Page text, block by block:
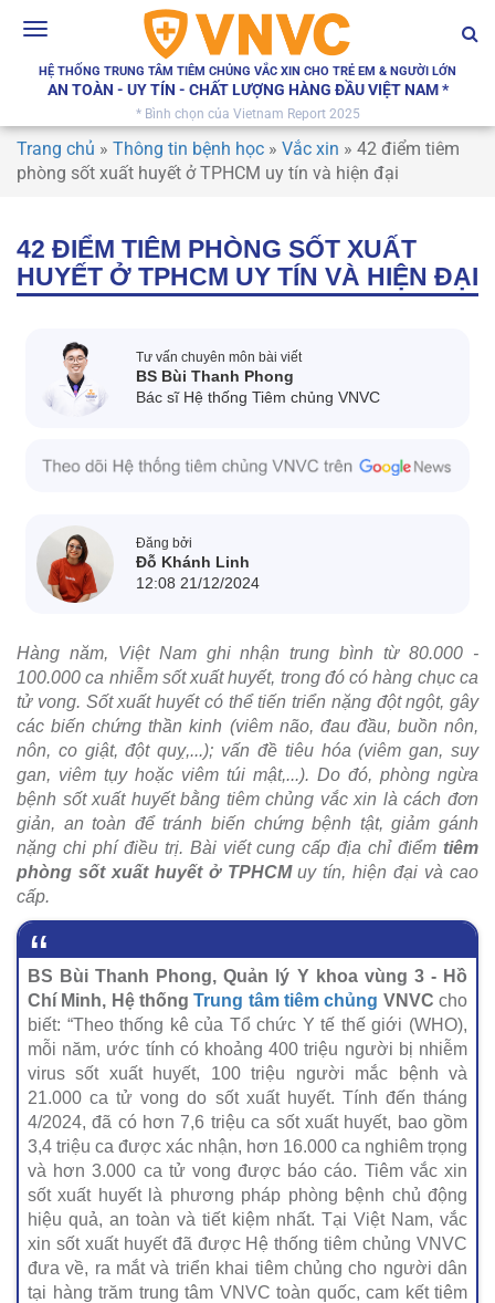
Toggle
HỆ THỐNG TRUNG TÂM TIÊM CHỦNG VẮC XIN CHO TRẺ EM & NGƯỜI LỚN
AN TOÀN - UY TÍN - CHẤT LƯỢNG HÀNG ĐẦU VIỆT NAM *
* Bình chọn của Vietnam Report 2025
Trang chủ » Thông tin bệnh học » Vắc xin » 42 điểm tiêm
phòng sốt xuất huyết ở TPHCM uy tín và hiện đại
42 ĐIỂM TIÊM PHÒNG SỐT XUẤT
HUYẾT Ở TPHCM UY TÍN VÀ HIỆN ĐẠI
Tư vấn chuyên môn bài viết
BS Bùi Thanh Phong
Bác sĩ Hệ thống Tiêm chủng VNVC
Đăng bởi
Đỗ Khánh Linh
12:08 21/12/2024
Hàng năm, Việt Nam ghi nhận trung bình từ 80.000 -
100.000 ca nhiễm sốt xuất huyết, trong đó có hàng chục ca
tử vong. Sốt xuất huyết có thể tiến triển nặng đột ngột, gây
các biến chứng thần kinh (viêm não, đau đầu, buồn nôn,
nôn, co giật, đột quỵ,...); vấn đề tiêu hóa (viêm gan, suy
gan, viêm tụy hoặc viêm túi mật,...). Do đó, phòng ngừa
bệnh sốt xuất huyết bằng tiêm chủng vắc xin là cách đơn
giản, an toàn để tránh biến chứng bệnh tật, giảm gánh
nặng chi phí điều trị. Bài viết cung cấp địa chỉ điểm tiêm
phòng sốt xuất huyết ở TPHCMuy tín, hiện đại và cao
cấp.
BS Bùi Thanh Phong, Quản lý Y khoa vùng 3 - Hồ
Chí Minh, Hệ thốngTrung tâm tiêm chủng VNVC cho
biết: “Theo thống kê của Tổ chức Y tế thế giới (WHO),
mỗi năm, ước tính có khoảng 400 triệu người bị nhiễm
virus sốt xuất huyết, 100 triệu người mắc bệnh và
21.000 ca tử vong do sốt xuất huyết. Tính đến tháng
4/2024, đã có hơn 7,6 triệu ca sốt xuất huyết, bao gồm
3,4 triệu ca được xác nhận, hơn 16.000 ca nghiêm trọng
và hơn 3.000 ca tử vong được báo cáo. Tiêm vắc xin
sốt xuất huyết là phương pháp phòng bệnh chủ động
hiệu quả, an toàn và tiết kiệm nhất. Tại Việt Nam, vắc
xin sốt xuất huyết đã được Hệ thống tiêm chủng VNVC
đưa về, ra mắt và triển khai tiêm chủng cho người dân
tại hàng trăm trung tâm VNVC toàn quốc, cam kết tiêm